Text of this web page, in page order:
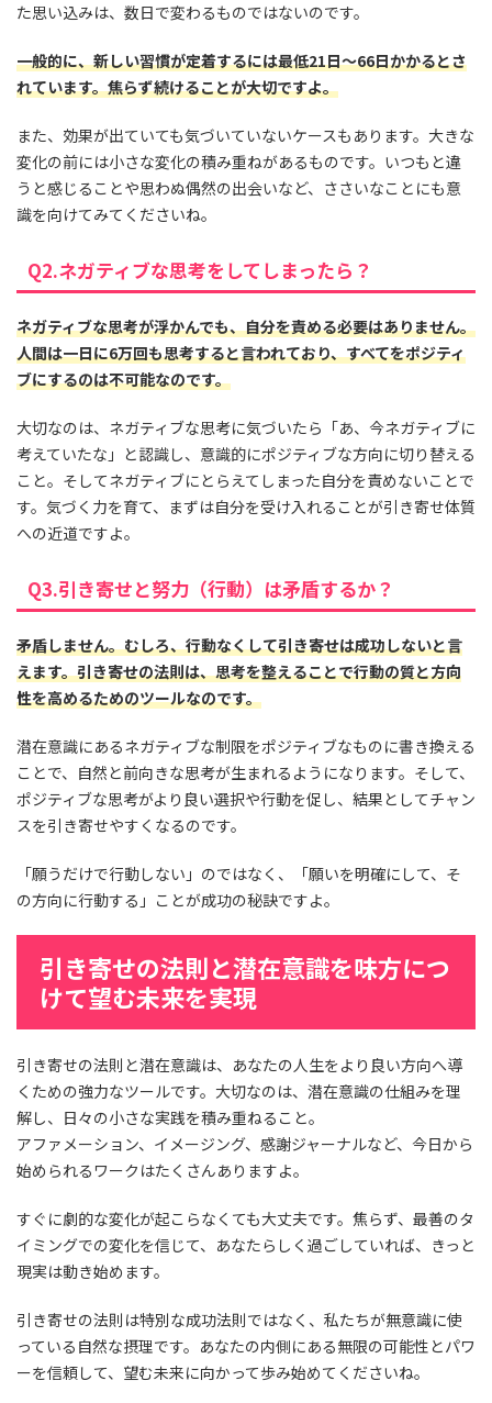
た思い込みは、数日で変わるものではないのです。
一般的に、新しい習慣が定着するには最低21日〜66日かかるとさ
れています。焦らず続けることが大切ですよ。
また、効果が出ていても気づいていないケースもあります。大きな
変化の前には小さな変化の積み重ねがあるものです。いつもと違
うと感じることや思わぬ偶然の出会いなど、ささいなことにも意
識を向けてみてくださいね。
Q2.ネガティブな思考をしてしまったら？
ネガティブな思考が浮かんでも、自分を責める必要はありません。
人間は一日に6万回も思考すると言われており、すべてをポジティ
ブにするのは不可能なのです。
大切なのは、ネガティブな思考に気づいたら「あ、今ネガティブに
考えていたな」と認識し、意識的にポジティブな方向に切り替える
こと。そしてネガティブにとらえてしまった自分を責めないことで
す。気づく力を育て、まずは自分を受け入れることが引き寄せ体質
への近道ですよ。
Q3.引き寄せと努力（行動）は矛盾するか？
矛盾しません。むしろ、行動なくして引き寄せは成功しないと言
えます。引き寄せの法則は、思考を整えることで行動の質と方向
性を高めるためのツールなのです。
潜在意識にあるネガティブな制限をポジティブなものに書き換える
ことで、自然と前向きな思考が生まれるようになります。そして、
ポジティブな思考がより良い選択や行動を促し、結果としてチャン
スを引き寄せやすくなるのです。
「願うだけで行動しない」のではなく、「願いを明確にして、そ
の方向に行動する」ことが成功の秘訣ですよ。
引き寄せの法則と潜在意識を味方につ
けて望む未来を実現
引き寄せの法則と潜在意識は、あなたの人生をより良い方向へ導
くための強力なツールです。大切なのは、潜在意識の仕組みを理
解し、日々の小さな実践を積み重ねること。
アファメーション、イメージング、感謝ジャーナルなど、今日から
始められるワークはたくさんありますよ。
すぐに劇的な変化が起こらなくても大丈夫です。焦らず、最善のタ
イミングでの変化を信じて、あなたらしく過ごしていれば、きっと
現実は動き始めます。
引き寄せの法則は特別な成功法則ではなく、私たちが無意識に使
っている自然な摂理です。あなたの内側にある無限の可能性とパワ
ーを信頼して、望む未来に向かって歩み始めてくださいね。